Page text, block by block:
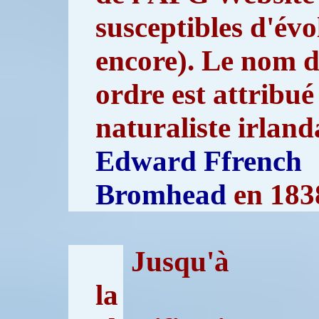
susceptibles
encore). Le nom
ordre est
naturaliste
Edward Ffrench
Bromhead en
Jusqu'à
la